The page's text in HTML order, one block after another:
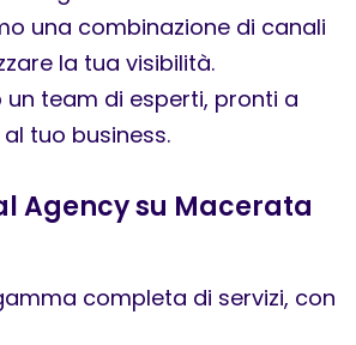
una combinazione di canali
la tua visibilità.
un team di esperti, pronti a
tuo business.
Agency su Macerata
completa di servizi, con